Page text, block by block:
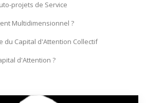
projets de Service
Multidimensionnel ?
du Capital d'Attention Collectif
d'Attention ?